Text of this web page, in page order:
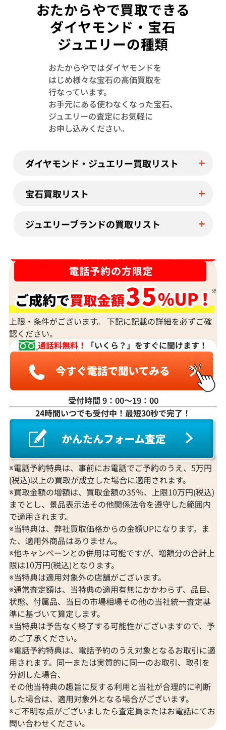
Pt･Pm900 トルマリン・ダイヤモンド
1.13・D0.08ct
参考買取価格
2026年7月11日時点
参考買取価格
おたからやで買取できる
ダイヤモンド・宝石
ジュエリーの種類
おたからやではダイヤモンドを
はじめ様々な宝石の高価買取を
行なっています。
お手元にある使わなくなった宝石、
ジュエリーの査定にお気軽に
お申し込みください。
ダイヤモンド・ジュエリー買取リスト
宝石買取リスト
ジュエリーブランドの買取リスト
上限・条件がございます。 下記に記載の詳細を必ずご確
認ください。
通話料無料！
「いくら？」をすぐに聞けます！
受付時間 9：00〜19：00
24時間いつでも受付中！最短30秒で完了！
※電話予約特典は、事前にお電話でご予約のうえ、5万円
(税込)以上の買取が成立した場合に適用されます。
※買取金額の増額は、買取金額の35％、上限10万円(税込)
までとし、景品表示法その他関係法令を遵守した範囲内
で適用されます。
※当特典は、弊社買取価格からの金額UPになります。ま
た、適用外商品はありません。
※他キャンペーンとの併用は可能ですが、増額分の合計上
限は10万円(税込)となります。
※当特典は適用対象外の店舗がございます。
※通常査定額は、当特典の適用有無にかかわらず、品目、
状態、付属品、当日の市場相場その他の当社統一査定基
準に基づいて算定します。
※当特典は予告なく終了する可能性がございますので、予
めご了承ください。
※電話予約特典は、電話予約のうえ対象となるお取引に適
用されます。同一または実質的に同一のお取引、取引を
分割した場合、
その他当特典の趣旨に反する利用と当社が合理的に判断
した場合は、適用対象外となる場合がございます。
※ご不明な点がございましたら査定員またはお電話にてお
問い合わせください。